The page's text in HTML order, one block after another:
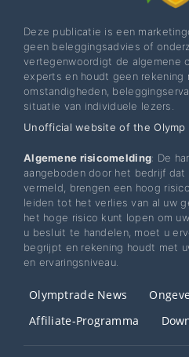
Deze publicatie is een
geen beleggingsadvies of
vertegenwoordigt de algemene
experts en houdt geen rekening
omstandigheden,
situatie van individuele lezers.
Unofficial website of the Olymp
Algemene risicomelding: De
aangeboden door het bedrijf
vermeld, brengen een hoog
leiden tot het verlies van al uw
het hoge risico kunt lopen om
u besluit te handelen, moet u
begrijpt en rekening houdt met
en ervaringsniveau.
Olymptrade News
Affiliate-Programma